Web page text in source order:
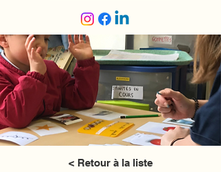
< Retour à la liste